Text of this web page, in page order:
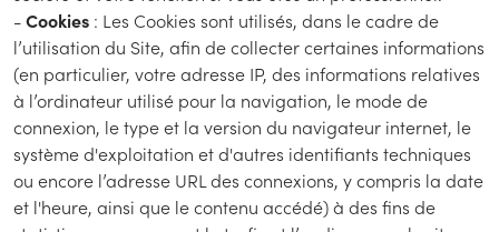
-Cookies : Les Cookies sont utilisés, dans le cadre de
l’utilisation du Site, afin de collecter certaines informations
(en particulier, votre adresse IP, des informations relatives
à l’ordinateur utilisé pour la navigation, le mode de
connexion, le type et la version du navigateur internet, le
système d'exploitation et d'autres identifiants techniques
ou encore l’adresse URL des connexions, y compris la date
et l'heure, ainsi que le contenu accédé) à des fins de